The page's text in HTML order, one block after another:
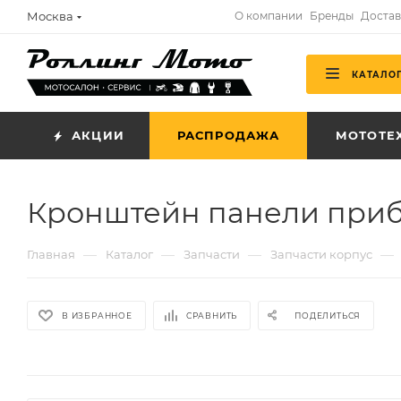
Москва О компании Бренды
АКЦИИ РАСПРОДАЖА
Кронштейн панели
Главная — Каталог — Запчасти — Запчасти корпус —
В ИЗБРАННОЕ СРАВНИТЬ ПОДЕЛИТЬСЯ